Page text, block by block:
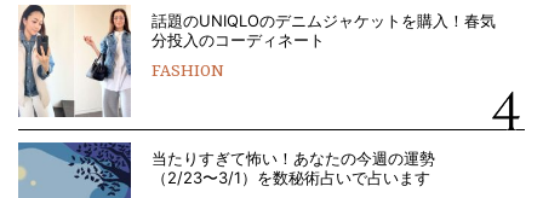
話題のUNIQLOのデニムジャケットを購入！春気
分投入のコーディネート
FASHION
当たりすぎて怖い！あなたの今週の運勢
（2/23〜3/1）を数秘術占いで占います